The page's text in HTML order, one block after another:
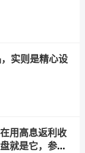
实则是精心设
用高息返利收
就是它，参与